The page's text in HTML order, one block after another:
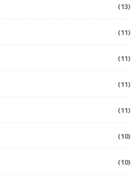
(13)
(11)
(11)
(11)
(11)
(10)
(10)